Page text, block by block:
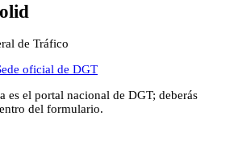
de Tráfico
oficial de DGT
es el portal nacional de DGT; deberás
del formulario.